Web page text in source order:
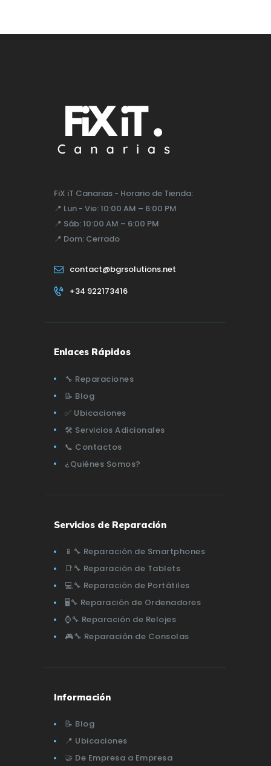
FiX iT Canarias - Horario de Tienda:
📍 Lun - Vie: 10:00 AM – 6:00 PM
📍 Sáb: 10:00 AM – 6:00 PM
📍 Dom: Cerrado
contact@bgrsolutions.net
+34 922173416
Enlaces Rápidos
🔧 Reparaciones
📝 Blog
✅ Ubicaciones
🛠️ Servicios Adicionales
📞 Contactos
¿Quiénes Somos?
Servicios de Reparación
📱🔧 Reparación de Smartphones
📑🔧 Reparación de Tablets
💻🔧 Reparación de Portátiles
🖥️🔧 Reparación de Ordenadores
⌚🔧 Reparación de Relojes
🎮🔧 Reparación de Consolas
Información
📝 Blog
📍 Ubicaciones
🤝 De Empresa a Empresa